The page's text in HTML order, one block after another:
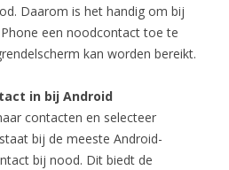
Daarom is het handig om bij
een noodcontact toe te
kan worden bereikt.
in bij Android
contacten en selecteer
bij de meeste Android-
bij nood. Dit biedt de